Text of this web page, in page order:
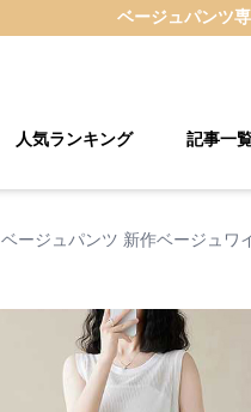
ベージュパンツ
人気ランキング 記事一
ベージュパンツ 新作ベージュワ